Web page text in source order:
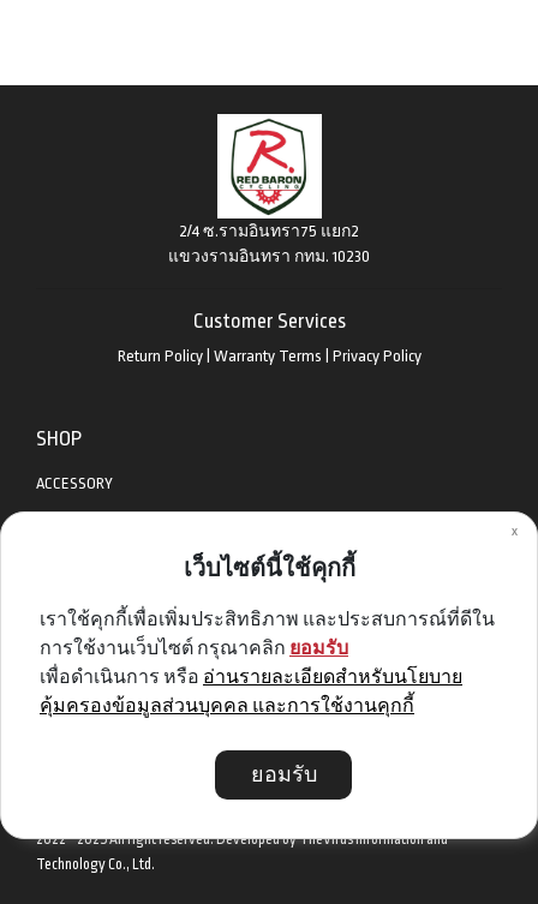
x
เว็บไซต์นี้ใช้คุกกี้
เราใช้คุกกี้เพื่อเพิ่มประสิทธิภาพ และประสบการณ์ที่ดีใน
การใช้งานเว็บไซต์ กรุณาคลิก ยอมรับ
เพื่อดำเนินการ หรือ อ่านรายละเอียดสำหรับนโยบาย
คุ้มครองข้อมูลส่วนบุคคล และการใช้งานคุกกี้
ยอมรับ
2/4 ซ.รามอินทรา75 แยก2
แขวงรามอินทรา กทม. 10230
Customer Services
Return Policy| Warranty Terms Privacy Policy
SHOP
ACCESSORY
DIABLO BIKE
GET SPECIAL DEAL & OFFERS
Sign me up
2022 - 2025 All right reserved. Developed by TheVirus Information and
Technology Co., Ltd.